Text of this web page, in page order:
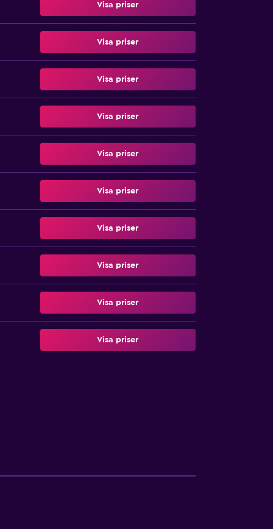
Visa priser
Visa priser
Visa priser
Visa priser
Visa priser
Visa priser
Visa priser
Visa priser
Visa priser
Visa priser